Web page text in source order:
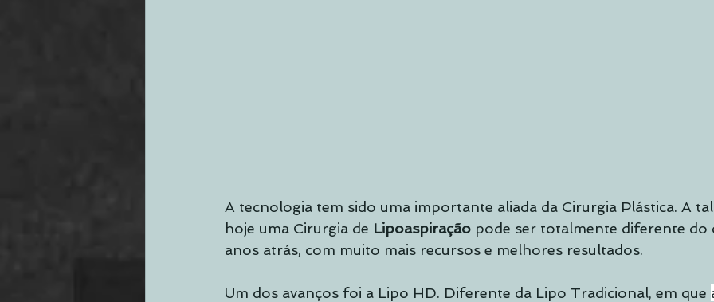
A tecnologia tem sido uma importante aliada da Cirurgia Plástica. A
hoje uma Cirurgia de Lipoaspiração pode ser totalmente diferente
anos atrás, com muito mais recursos e melhores resultados.
Um dos avanços foi a Lipo HD. Diferente da Lipo Tradicional, em que